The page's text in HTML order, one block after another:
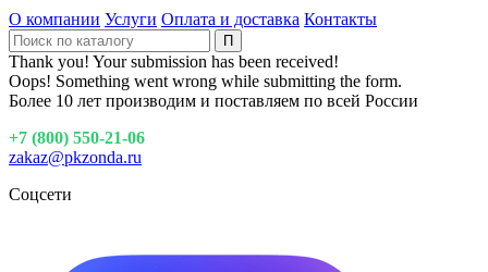
О компании Услуги Оплата и доставка Контакты
Thank you! Your submission has been received!
Oops! Something went wrong while submitting the form.
Более 10 лет производим и поставляем по всей России
+7 (800) 550-21-06
zakaz@pkzonda.ru
Соцсети